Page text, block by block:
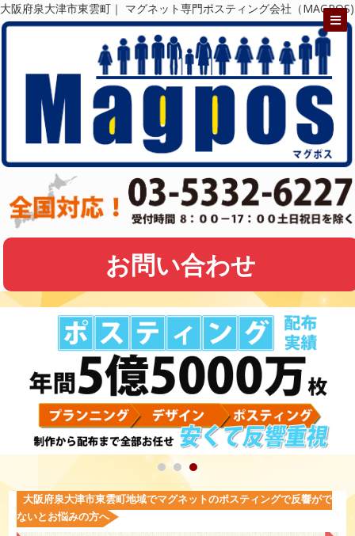
大阪府泉大津市東雲町｜ マグネット専門ポスティング会社（MAGPOS)
お問い合わせ
大阪府泉大津市東雲町地域でマグネットのポスティングで反響がで
ないとお悩みの方へ